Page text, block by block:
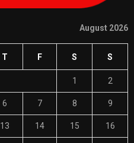
August 2026
T F S S
1 2
6 7 8 9
13 14 15 16